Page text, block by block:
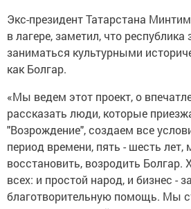
Экс-президент Татарстана
в лагере, заметил, что республика
заниматься культурными
как Болгар.
«Мы ведем этот проект, о
рассказать люди, которые
"Возрождение", создаем все
период времени, пять - шесть
восстановить, возродить Болгар.
всех: и простой народ, и бизнес -
благотворительную помощь. Мы